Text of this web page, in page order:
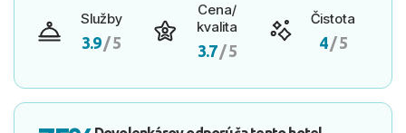
Služby
3.9/ 5
Cena/
kvalita
3.7/ 5
Čistota
4/ 5